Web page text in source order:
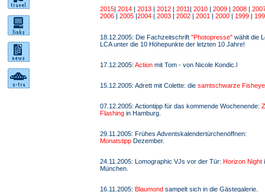
2015| 2014 | 2013 | 2012 | 2011 | 2010 | 2009 | 2008 |
2006 | 2005 |2004 | 2003 | 2002 | 2001 | 2000 | 1999 |
18.12.2005: Die Fachzeitschrift "Photopresse" wählt die
LCA unter die 10 Höhepunkte der letzten 10 Jahre!
17.12.2005: Action mit Tom - von Nicole Kondic.l
15.12.2005: Adrett mit Colette: die samtschwarze
07.12.2005: Actiontipp für das kommende Wochenende:
Flashing in Hamburg.
29.11.2005: Frühes Adventskalendertürchenöffnen:
Monatstipp Dezember.
24.11.2005: Lomographic VJs vor der Tür: Horizon Night
München.
16.11.2005: Blaumond sampelt sich in die Gästegalerie.